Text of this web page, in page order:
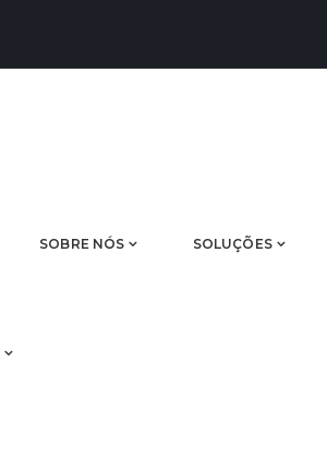
SOBRE NÓS SOLUÇÕES